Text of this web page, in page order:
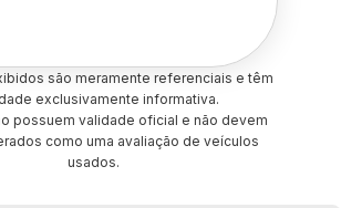
são meramente referenciais e têm
exclusivamente informativa.
possuem validade oficial e não devem
como uma avaliação de veículos
usados.